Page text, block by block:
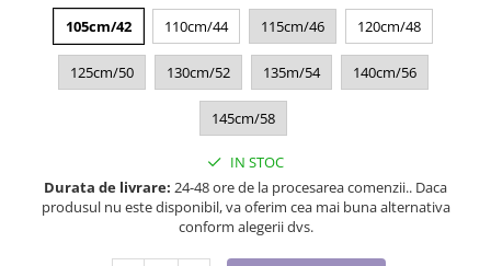
WINTER Collection
Halate si pijamale Family
Incaltaminte
Pijamale BIG SIZE femei
Cadouri ocazii speciale
Tricouri de craciun
105cm/42 110cm/44 115cm/46 120cm/48
125cm/50 130cm/52 135m/54 140cm/56
145cm/58
IN STOC
Durata de livrare: 24-48 ore de la procesarea comenzii.. Daca
produsul nu este disponibil, va oferim cea mai buna alternativa
conform alegerii dvs.